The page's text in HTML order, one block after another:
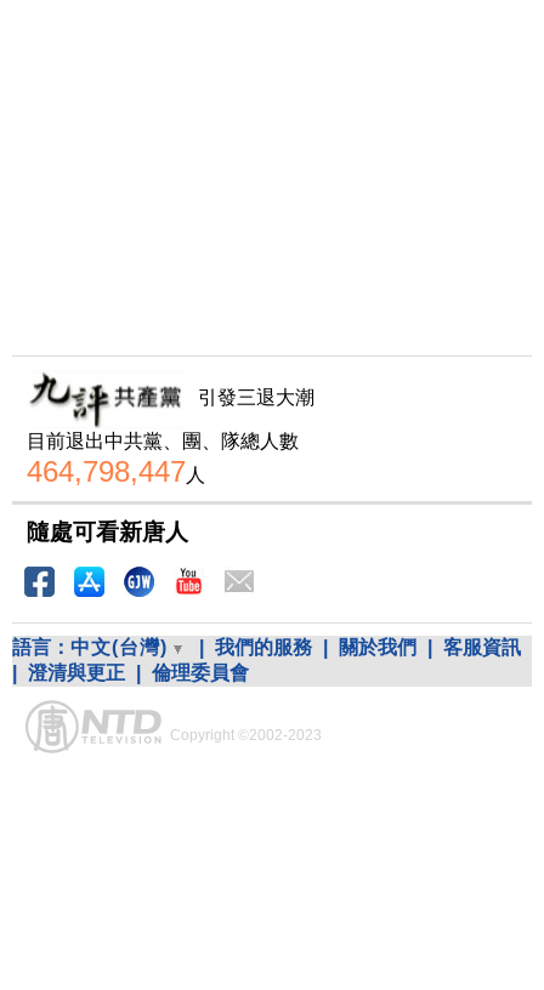
引發三退大潮
目前退出中共黨、團、隊總人數
464,798,447人
隨處可看新唐人
語言： 中文(台灣) 我們的服務 關於我們
客服資訊
澄清與更正 倫理委員會
Copyright ©2002-2023